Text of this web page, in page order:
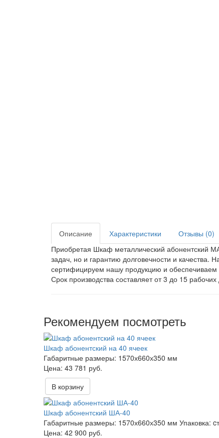
Описание Характеристики
Отзывы (0)
Приобретая Шкаф металлический абонентский
задач, но и гарантию долговечности и
сертифицируем нашу продукцию и
Срок производства составляет от 3 до 15
Рекомендуем посмотреть
Шкаф абонентский на 40 ячеек
Габаритные размеры: 1570х660х350 мм
43 781 руб.
В корзину
Шкаф абонентский ША-40
Габаритные размеры: 1570х660х350 мм Упаковка:
42 900 руб.